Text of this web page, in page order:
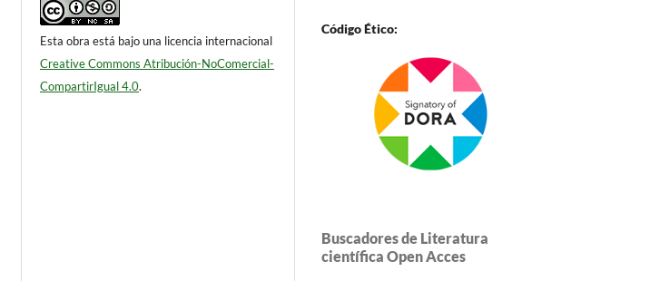
Esta obra está bajo una licencia internacional
Creative Commons Atribución-NoComercial-
CompartirIgual 4.0.
Código Ético:
Buscadores de Literatura
científica Open Acces